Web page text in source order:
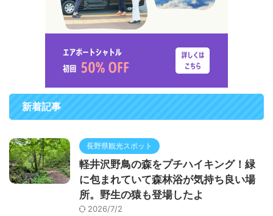
新着記事
長野県観光スポット
軽井沢野鳥の森をプチハイキング！緑
に包まれていて森林浴が気持ち良い場
所。野生の猿も登場したよ
2026/7/2